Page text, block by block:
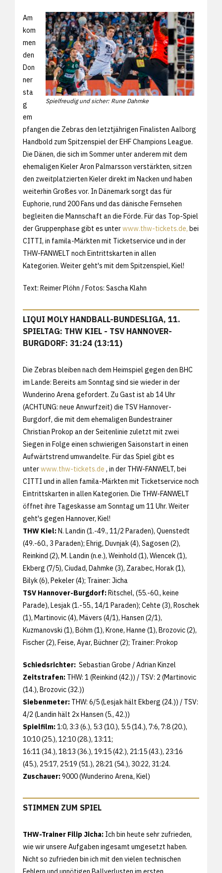
Spielfreudig und sicher: Rune Dahmke
Am
kom
men
den
Don
ner
sta
g
em
pfangen die Zebras den letztjährigen Finalisten Aalborg
Handbold zum Spitzenspiel der EHF Champions League.
Die Dänen, die sich im Sommer unter anderem mit dem
ehemaligen Kieler Aron Palmarsson verstärkten, sitzen
den zweitplatzierten Kieler direkt im Nacken und haben
weiterhin Großes vor. In Dänemark sorgt das für
Euphorie, rund 200 Fans und das dänische Fernsehen
begleiten die Mannschaft an die Förde. Für das Top-Spiel
der Gruppenphase gibt es unterwww.thw-tickets.de, bei
CITTI, in famila-Märkten mit Ticketservice und in der
THW-FANWELT noch Eintrittskarten in allen
Kategorien. Weiter geht's mit dem Spitzenspiel, Kiel!
Text: Reimer Plöhn / Fotos: Sascha Klahn
LIQUI MOLY HANDBALL-BUNDESLIGA, 11.
SPIELTAG: THW KIEL - TSV HANNOVER-
BURGDORF: 31:24 (13:11)
Die Zebras bleiben nach dem Heimspiel gegen den BHC
im Lande: Bereits am Sonntag sind sie wieder in der
Wunderino Arena gefordert. Zu Gast ist ab 14 Uhr
(ACHTUNG: neue Anwurfzeit) die TSV Hannover-
Burgdorf, die mit dem ehemaligen Bundestrainer
Christian Prokop an der Seitenlinie zuletzt mit zwei
Siegen in Folge einen schwierigen Saisonstart in einen
Aufwärtstrend umwandelte. Für das Spiel gibt es
unterwww.thw-tickets.de , in der THW-FANWELT, bei
CITTI und in allen famila-Märkten mit Ticketservice noch
Eintrittskarten in allen Kategorien. Die THW-FANWELT
öffnet ihre Tageskasse am Sonntag um 11 Uhr. Weiter
geht's gegen Hannover, Kiel!
THW Kiel:N. Landin (1.-49., 11/2 Paraden), Quenstedt
(49.-60., 3 Paraden); Ehrig, Duvnjak (4), Sagosen (2),
Reinkind (2), M. Landin (n.e.), Weinhold (1), Wiencek (1),
Ekberg (7/5), Ciudad, Dahmke (3), Zarabec, Horak (1),
Bilyk (6), Pekeler (4); Trainer: Jicha
TSV Hannover-Burgdorf:Ritschel, (55.-60., keine
Parade), Lesjak (1.-55., 14/1 Paraden); Cehte (3), Roschek
(1), Martinovic (4), Mävers (4/1), Hansen (2/1),
Kuzmanovski (1), Böhm (1), Krone, Hanne (1), Brozovic (2),
Fischer (2), Feise, Ayar, Büchner (2); Trainer: Prokop
Schiedsrichter: Sebastian Grobe / Adrian Kinzel
Zeitstrafen: THW: 1 (Reinkind (42.)) / TSV: 2 (Martinovic
(14.), Brozovic (32.))
Siebenmeter: THW: 6/5 (Lesjak hält Ekberg (24.)) / TSV:
4/2 (Landin hält 2x Hansen (5., 42.))
Spielfilm:1:0, 3:3 (6.), 5:3 (10.), 5:5 (14.), 7:6, 7:8 (20.),
10:10 (25.), 12:10 (28.), 13:11;
16:11 (34.), 18:13 (36.), 19:15 (42.), 21:15 (43.), 23:16
(45.), 25:17, 25:19 (51.), 28:21 (54.), 30:22, 31:24.
Zuschauer:9000 (Wunderino Arena, Kiel)
STIMMEN ZUM SPIEL
THW-Trainer Filip Jicha: Ich bin heute sehr zufrieden,
wie wir unsere Aufgaben ingesamt umgesetzt haben.
Nicht so zufrieden bin ich mit den vielen technischen